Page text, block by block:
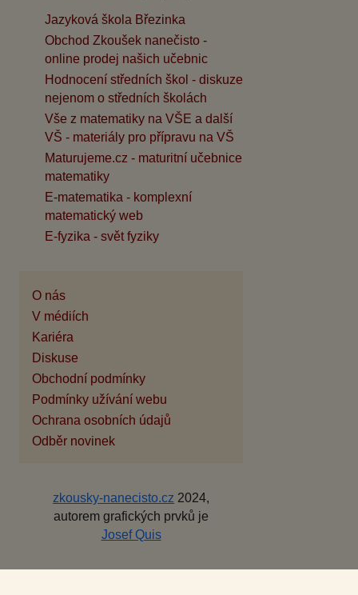
Jazyková škola Březinka
Obchod Zkoušek nanečisto -
online prodej našich učebnic
Hodnocení středních škol - diskuze
nejenom o středních školách
Vše z matematiky na VŠE a další
VŠ - materiály pro přípravu na VŠ
Maturujeme.cz - maturitní učebnice
matematiky
E-matematika - komplexní
matematický web
E-fyzika - svět fyziky
O nás
V médiích
Kariéra
Diskuse
Obchodní podmínky
Podmínky užívání webu
Ochrana osobních údajů
Odběr novinek
zkousky-nanecisto.cz 2024,
autorem grafických prvků je
Josef Quis